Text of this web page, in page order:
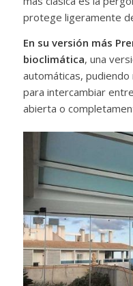
protege ligeramente
En su versión más
bioclimática, una
automáticas,
para intercambiar
abierta o